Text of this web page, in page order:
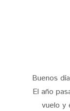
Buenos
El año
vuelo y